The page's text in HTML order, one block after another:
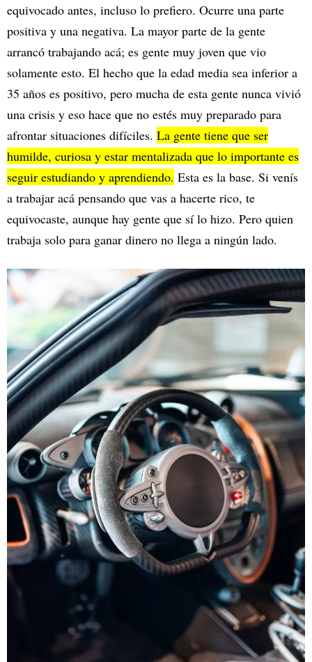
equivocado antes, incluso lo prefiero. Ocurre una parte
positiva y una negativa. La mayor parte de la gente
arrancó trabajando acá; es gente muy joven que vio
solamente esto. El hecho que la edad media sea inferior a
35 años es positivo, pero mucha de esta gente nunca vivió
una crisis y eso hace que no estés muy preparado para
afrontar situaciones difíciles. La gente tiene que ser
humilde, curiosa y estar mentalizada que lo importante es
seguir estudiando y aprendiendo. Esta es la base. Si venís
a trabajar acá pensando que vas a hacerte rico, te
equivocaste, aunque hay gente que sí lo hizo. Pero quien
trabaja solo para ganar dinero no llega a ningún lado.